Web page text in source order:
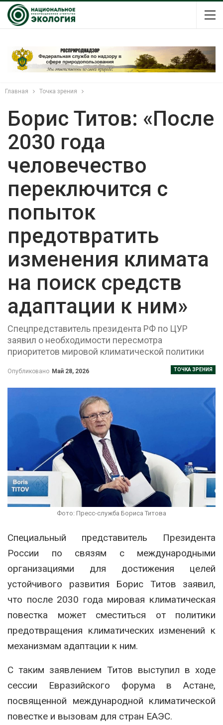
Главная Точка зрения
Борис Титов: «После
2030 года
человечество
переключится с
попыток
предотвратить
изменения климата
на поиск средств
адаптации к ним»
Спецпредставитель президента РФ по ЦУР
заявил о необходимости пересмотра
приоритетов мировой климатической политики
ТОЧКА ЗРЕНИЯ
Опубликовано Май 28, 2026
Фото: Пресс-служба Бориса Титова
Специальный представитель Президента
России по связям с международными
организациями для достижения целей
устойчивого развития Борис Титов заявил,
что после 2030 года мировая климатическая
повестка может сместиться от политики
предотвращения климатических изменений к
механизмам адаптации к ним.
С таким заявлением Титов выступил в ходе
сессии Евразийского форума в Астане,
посвященной международной климатической
повестке и вызовам для стран ЕАЭС.